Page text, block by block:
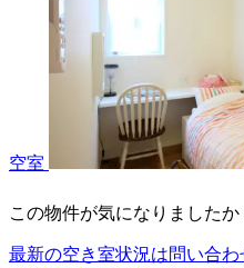
空室
この物件が気になりましたか
最新の空き室状況は問い合わ